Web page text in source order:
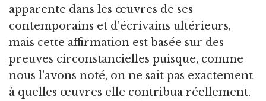
apparente dans les œuvres de ses
contemporains et d'écrivains ultérieurs,
mais cette affirmation est basée sur des
preuves circonstancielles puisque, comme
nous l'avons noté, on ne sait pas exactement
à quelles œuvres elle contribua réellement.